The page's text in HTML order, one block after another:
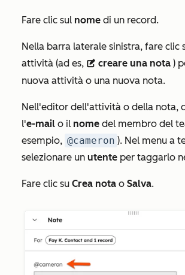
Fare clic sul nome di un record.
Nella barra laterale sinistra, fare clic
attività (ad es, description creare una nota )
nuova attività o una nuova nota.
Nell'editor dell'attività o della nota,
l'e-mail o il nome del membro del
esempio, @cameron ). Nel menu a
selezionare un utente per taggarlo
Fare clic su Crea nota o Salva.